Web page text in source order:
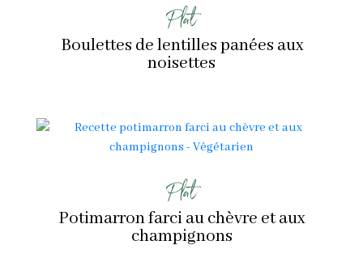
Plat
Boulettes de lentilles panées aux
noisettes
Plat
Potimarron farci au chèvre et aux
champignons